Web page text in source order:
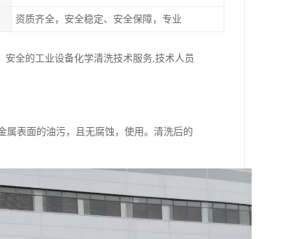
资质齐全，安全稳定、安全保障，专业
全的工业设备化学清洗技术服务,技术人员
属表面的油污，且无腐蚀，使用。清洗后的